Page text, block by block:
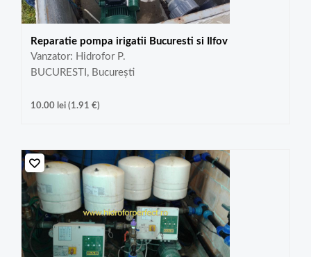
Reparatie pompa irigatii Bucuresti si Ilfov
Vanzator: Hidrofor P.
BUCURESTI, București
10.00 lei(1.91 €)